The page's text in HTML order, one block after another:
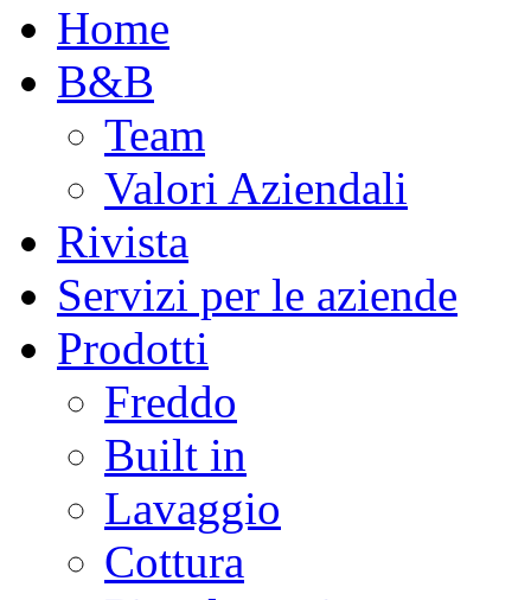
Home
B&B
Team
Valori Aziendali
Rivista
Servizi per le aziende
Prodotti
Freddo
Built in
Lavaggio
Cottura